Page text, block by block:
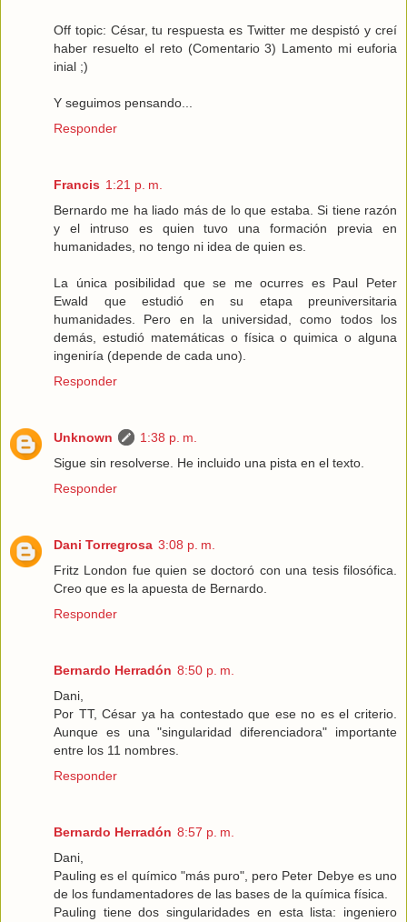
Off topic: César, tu respuesta es Twitter me despistó y creí
haber resuelto el reto (Comentario 3) Lamento mi euforia
inial ;)
Y seguimos pensando...
Responder
Francis 1:21 p. m.
Bernardo me ha liado más de lo que estaba. Si tiene razón
y el intruso es quien tuvo una formación previa en
humanidades, no tengo ni idea de quien es.
La única posibilidad que se me ocurres es Paul Peter
Ewald que estudió en su etapa preuniversitaria
humanidades. Pero en la universidad, como todos los
demás, estudió matemáticas o física o quimica o alguna
ingeniría (depende de cada uno).
Responder
Unknown
1:38 p. m.
Sigue sin resolverse. He incluido una pista en el texto.
Responder
Dani Torregrosa 3:08 p. m.
Fritz London fue quien se doctoró con una tesis filosófica.
Creo que es la apuesta de Bernardo.
Responder
Bernardo Herradón 8:50 p. m.
Dani,
Por TT, César ya ha contestado que ese no es el criterio.
Aunque es una "singularidad diferenciadora" importante
entre los 11 nombres.
Responder
Bernardo Herradón 8:57 p. m.
Dani,
Pauling es el químico "más puro", pero Peter Debye es uno
de los fundamentadores de las bases de la química física.
Pauling tiene dos singularidades en esta lista: ingeniero